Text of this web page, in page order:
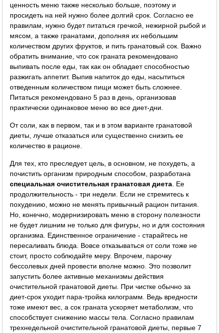
ценность меню также несколько больше, поэтому и
просидеть на ней нужно более долгий срок. Согласно ее
правилам, нужно будет питаться гречкой, нежирной рыбой и
мясом, а также гранатами, дополняя их небольшим
количеством других фруктов, и пить гранатовый сок. Важно
обратить внимание, что сок граната рекомендовано
выпивать после еды, так как он обладает способностью
разжигать аппетит. Выпив напиток до еды, насытиться
отведенным количеством пищи может быть сложнее.
Питаться рекомендовано 5 раз в день, организовав
практически одинаковое меню во все диет-дни.
От соли, как в первом, так и в этом варианте гранатовой
диеты, лучше отказаться или существенно снизить ее
количество в рационе.
Для тех, кто преследует цель, в основном, не похудеть, а
почистить организм природным способом, разработана
специальная очистительная гранатовая диета . Ее
продолжительность - три недели. Если не стремитесь к
похудению, можно не менять привычный рацион питания.
Но, конечно, модернизировать меню в сторону полезности
не будет лишним не только для фигуры, но и для состояния
организма. Единственное ограничение - старайтесь не
пересаливать блюда. Вовсе отказываться от соли тоже не
стоит, просто соблюдайте меру. Впрочем, парочку
бессолевых дней провести вполне можно. Это позволит
запустить более активные механизмы действия
очистительной гранатовой диеты. При чистке обычно за
диет-срок уходит пара-тройка килограмм. Ведь вредности
тоже имеют вес, а сок граната ускоряет метаболизм, что
способствует снижению массы тела. Согласно правилам
трехнедельной очистительной гранатовой диеты, первые 7